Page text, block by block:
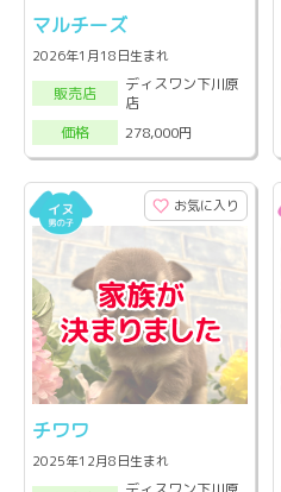
マルチーズ
2026年1月18日生まれ
販売店
ディスワン下川原
店
価格
278,000円
お気に入り
チワワ
2025年12月8日生まれ